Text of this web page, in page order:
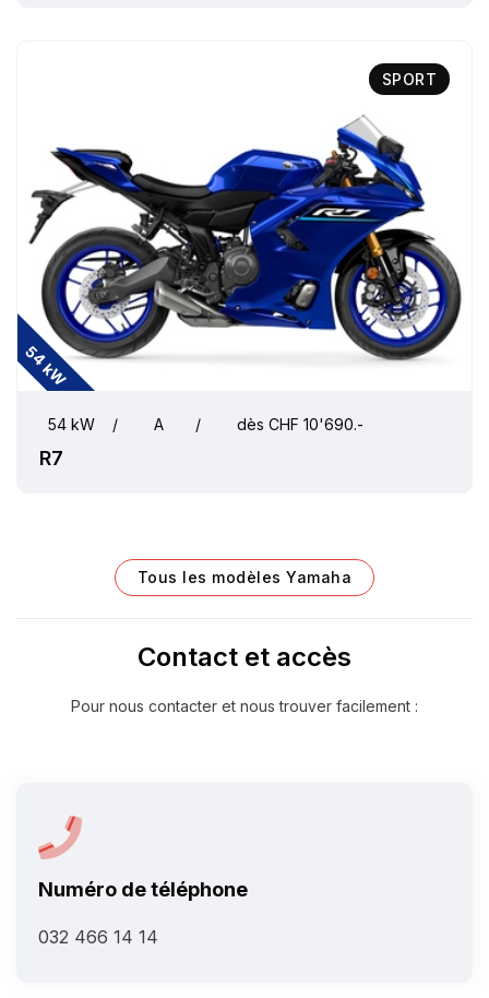
SPORT
54 kW
54 kW / A / dès CHF 10'690.-
R7
Tous les modèles Yamaha
Contact et accès
Pour nous contacter et nous trouver facilement :
Numéro de téléphone
032 466 14 14